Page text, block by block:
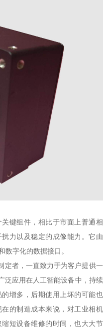
键组件，相比于市面上普通相
力以及稳定的成像能力。它由
数字化的数据接口。
定者，一直致力于为客户提供一
泛应用在人工智能设备中，持续
增多，后期使用上坏的可能也
的制造成本来说，对工业相机
短设备维修的时间，也大大节